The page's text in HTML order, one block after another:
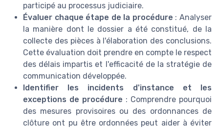
participé au processus judiciaire.
Évaluer chaque étape de la procédure : Analyser
la manière dont le dossier a été constitué, de la
collecte des pièces à l'élaboration des conclusions.
Cette évaluation doit prendre en compte le respect
des délais impartis et l'efficacité de la stratégie de
communication développée.
Identifier les incidents d'instance et les
exceptions de procédure : Comprendre pourquoi
des mesures provisoires ou des ordonnances de
clôture ont pu être ordonnées peut aider à éviter